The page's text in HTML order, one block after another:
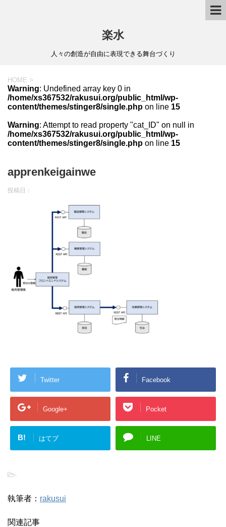
楽水
人々の創造が自由に表現できる舞台づくり
HOME >
Warning: Undefined array key 0 in
/home/xs367532/rakusui.org/public_html/wp-
content/themes/stinger8/single.php on line 15
Warning: Attempt to read property "cat_ID" on null in
/home/xs367532/rakusui.org/public_html/wp-
content/themes/stinger8/single.php on line 15
apprenkeigainwe
投稿日：
Twitter Facebook
Google+ Pocket
B! はてブ LINE
-
執筆者： rakusui
関連記事